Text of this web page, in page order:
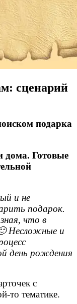
сценарий
подарка
дома. Готовые
и не
подарок.
что в
Несложные и
день рождения
с
то тематике.